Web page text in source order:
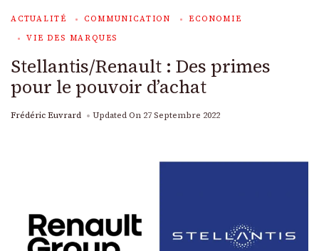
ACTUALITÉ COMMUNICATION
ECONOMIE
VIE DES MARQUES
Stellantis/Renault : Des primes
pour le pouvoir d’achat
Frédéric Euvrard Updated On 27 Septembre 2022